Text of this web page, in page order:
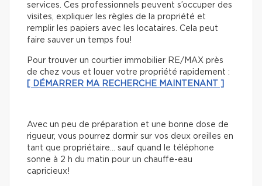
services. Ces professionnels peuvent s’occuper des
visites, expliquer les règles de la propriété et
remplir les papiers avec les locataires. Cela peut
faire sauver un temps fou!
Pour trouver un courtier immobilier RE/MAX près
de chez vous et louer votre propriété rapidement :
[ DÉMARRER MA RECHERCHE MAINTENANT ]
Avec un peu de préparation et une bonne dose de
rigueur, vous pourrez dormir sur vos deux oreilles en
tant que propriétaire… sauf quand le téléphone
sonne à 2 h du matin pour un chauffe-eau
capricieux!